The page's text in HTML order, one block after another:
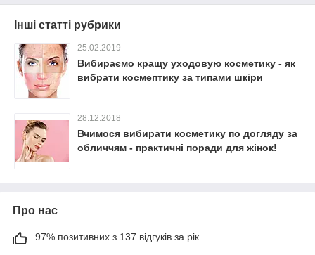
Інші статті рубрики
25.02.2019
Вибираємо кращу уходовую косметику - як
вибрати космептику за типами шкіри
28.12.2018
Вчимося вибирати косметику по догляду за
обличчям - практичні поради для жінок!
Про нас
97% позитивних з 137 відгуків за рік